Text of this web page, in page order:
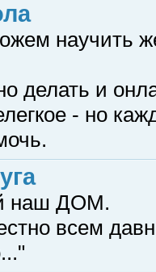
научить
делать и
- но
наш ДОМ.
всем